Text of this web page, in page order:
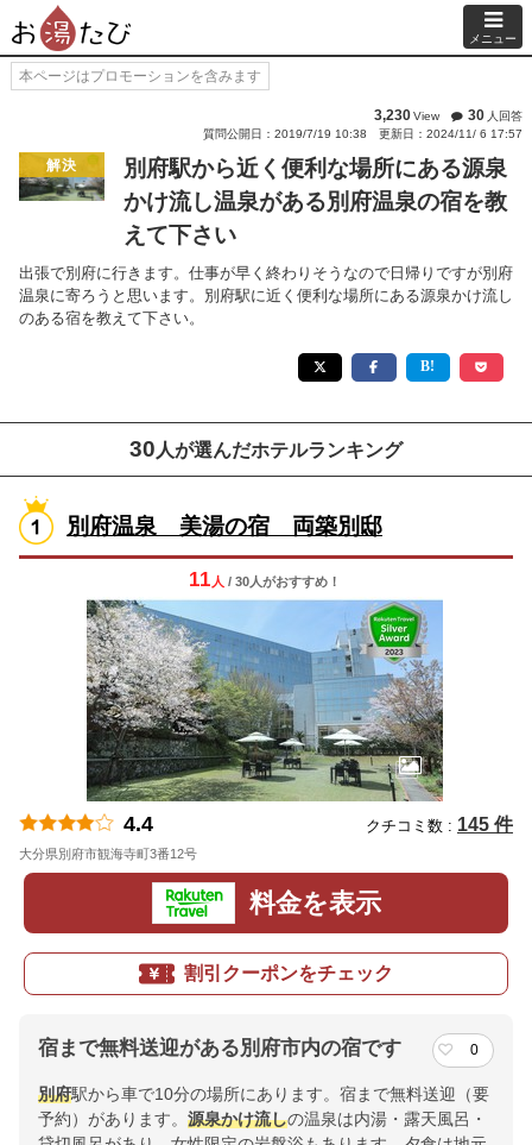
メニュー
本ページはプロモーションを含みます
3,230View 30 人回答
質問公開日：2019/7/19 10:38
更新日：2024/11/ 6 17:57
解決
別府駅から近く便利な場所にある源泉
かけ流し温泉がある別府温泉の宿を教
えて下さい
出張で別府に行きます。仕事が早く終わりそうなので日帰りですが別府
温泉に寄ろうと思います。別府駅に近く便利な場所にある源泉かけ流し
のある宿を教えて下さい。
30 人が選んだホテルランキング
別府温泉 美湯の宿 両築別邸
11 人 / 30人がおすすめ！
4.4 クチコミ数 : 145 件
大分県別府市観海寺町3番12号
料金を表示
割引クーポンをチェック
宿まで無料送迎がある別府市内の宿です 0
別府駅から車で10分の場所にあります。宿まで無料送迎（要
予約）があります。 源泉かけ流しの温泉は内湯・露天風呂・